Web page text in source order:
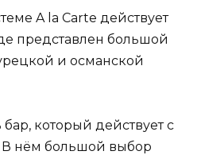
A la Carte действует
представлен большой
и османской
который действует с
В нём большой выбор